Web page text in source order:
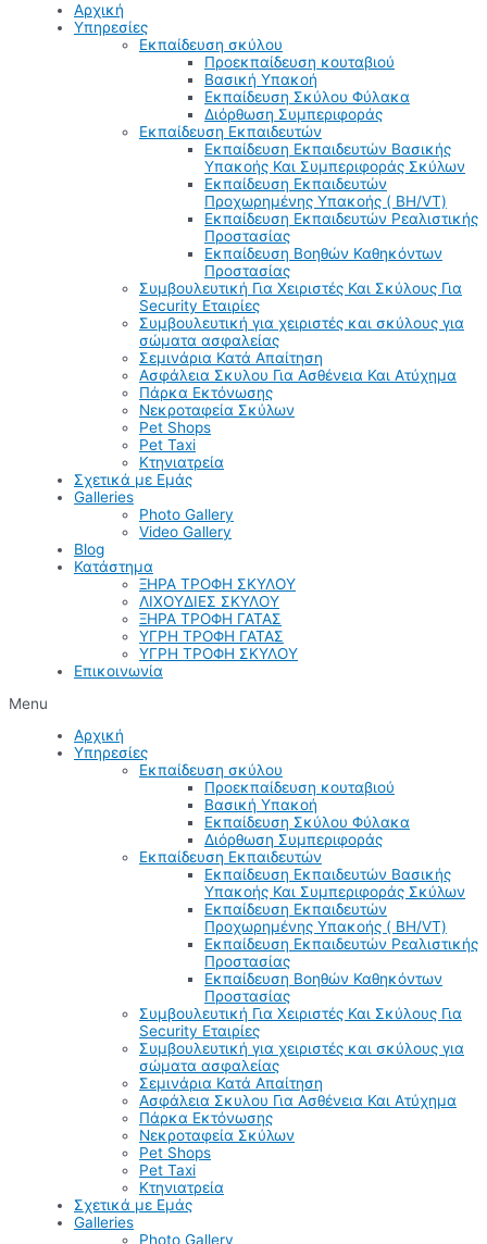
Αρχική
Υπηρεσίες
Εκπαίδευση σκύλου
Προεκπαίδευση κουταβιού
Βασική Υπακοή
Εκπαίδευση Σκύλου Φύλακα
Διόρθωση Συμπεριφοράς
Εκπαίδευση Εκπαιδευτών
Εκπαίδευση Εκπαιδευτών Βασικής
Υπακοής Και Συμπεριφοράς Σκύλων
Εκπαίδευση Εκπαιδευτών
Προχωρημένης Υπακοής ( BH/VT)
Εκπαίδευση Εκπαιδευτών Ρεαλιστικής
Προστασίας
Εκπαίδευση Βοηθών Καθηκόντων
Προστασίας
Συμβουλευτική Για Χειριστές Και Σκύλους Για
Security Εταιρίες
Συμβουλευτική για χειριστές και σκύλους για
σώματα ασφαλείας
Σεμινάρια Κατά Απαίτηση
Ασφάλεια Σκυλου Για Ασθένεια Και Ατύχημα
Πάρκα Εκτόνωσης
Νεκροταφεία Σκύλων
Pet Shops
Pet Taxi
Κτηνιατρεία
Σχετικά με Εμάς
Galleries
Photo Gallery
Video Gallery
Blog
Κατάστημα
ΞΗΡΑ ΤΡΟΦΗ ΣΚΥΛΟΥ
ΛΙΧΟΥΔΙΕΣ ΣΚΥΛΟΥ
ΞΗΡΑ ΤΡΟΦΗ ΓΑΤΑΣ
ΥΓΡΗ ΤΡΟΦΗ ΓΑΤΑΣ
ΥΓΡΗ ΤΡΟΦΗ ΣΚΥΛΟΥ
Επικοινωνία
Menu
Αρχική
Υπηρεσίες
Εκπαίδευση σκύλου
Προεκπαίδευση κουταβιού
Βασική Υπακοή
Εκπαίδευση Σκύλου Φύλακα
Διόρθωση Συμπεριφοράς
Εκπαίδευση Εκπαιδευτών
Εκπαίδευση Εκπαιδευτών Βασικής
Υπακοής Και Συμπεριφοράς Σκύλων
Εκπαίδευση Εκπαιδευτών
Προχωρημένης Υπακοής ( BH/VT)
Εκπαίδευση Εκπαιδευτών Ρεαλιστικής
Προστασίας
Εκπαίδευση Βοηθών Καθηκόντων
Προστασίας
Συμβουλευτική Για Χειριστές Και Σκύλους Για
Security Εταιρίες
Συμβουλευτική για χειριστές και σκύλους για
σώματα ασφαλείας
Σεμινάρια Κατά Απαίτηση
Ασφάλεια Σκυλου Για Ασθένεια Και Ατύχημα
Πάρκα Εκτόνωσης
Νεκροταφεία Σκύλων
Pet Shops
Pet Taxi
Κτηνιατρεία
Σχετικά με Εμάς
Galleries
Photo Gallery